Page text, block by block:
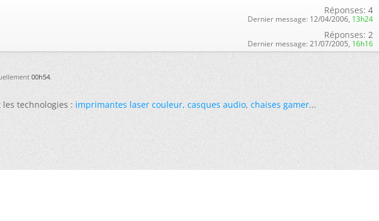
Réponses: 4
Dernier message: 12/04/2006, 13h24
Réponses: 2
Dernier message: 21/07/2005, 16h16
00h54.
technologies :imprimantes laser couleur,casques audio,chaises gamer...